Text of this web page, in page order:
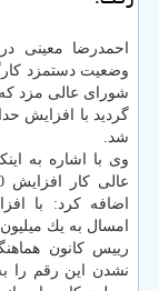
احمدرضا معینی
شورای عالی مزد كه
شد.
وی با اشاره به
اضافه كرد: با
امسال به یك میلیون و 140 هزار تومان
رییس كانون
نشدن این رقم را